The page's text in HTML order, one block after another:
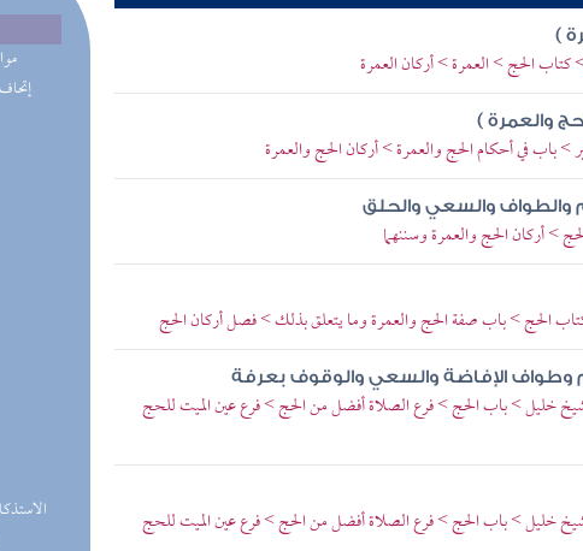
(1)
)
كتاب الحج > العمرة > أركان العمرة
والعمرة )
> باب في أحكام الحج والعمرة > أركان الحج والعمرة
والطواف والسعي والحلق
> أركان الحج والعمرة وسننهما
الحج > باب صفة الحج والعمرة وما يتعلق بذلك > فصل أركان الحج
وطواف الإفاضة والسعي والوقوف بعرفة
خليل > باب الحج > فرع الصلاة أفضل من الحج > فرع عين الميت للحج
خليل > باب الحج > فرع الصلاة أفضل من الحج > فرع عين الميت للحج